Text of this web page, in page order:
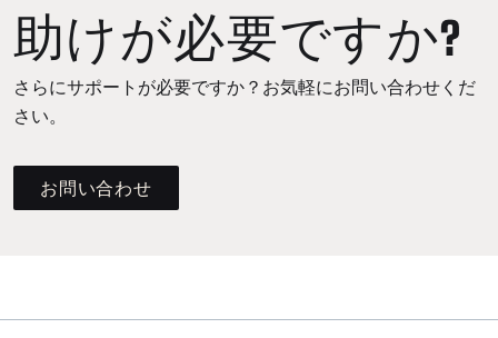
助けが必要ですか?
さらにサポートが必要ですか？お気軽にお問い合わせくだ
さい。
お問い合わせ